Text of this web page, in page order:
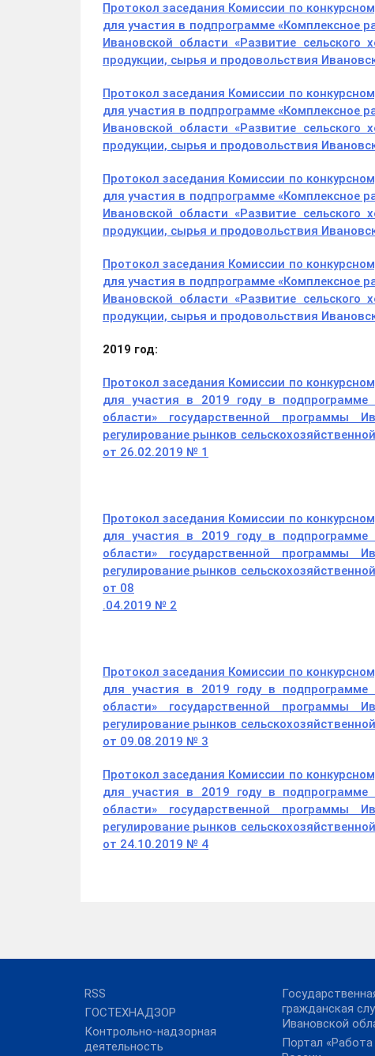
Протокол заседания Комиссии по
для участия в подпрограмме «Комплексное
Ивановской области «Развитие сельского
продукции, сырья и продовольствия
Протокол заседания Комиссии по
для участия в подпрограмме «Комплексное
Ивановской области «Развитие сельского
продукции, сырья и продовольствия
Протокол заседания Комиссии по
для участия в подпрограмме «Комплексное
Ивановской области «Развитие сельского
продукции, сырья и продовольствия
Протокол заседания Комиссии по
для участия в подпрограмме «Комплексное
Ивановской области «Развитие сельского
продукции, сырья и продовольствия
2019 год:
Протокол заседания Комиссии по
для участия в 2019 году в подпрограмме
области» государственной программы
регулирование рынков
от 26.02.2019 № 1
Протокол заседания Комиссии по
для участия в 2019 году в подпрограмме
области» государственной программы
регулирование рынков
от 08
.04.2019 № 2
Протокол заседания Комиссии по
для участия в 2019 году в подпрограмме
области» государственной программы
регулирование рынков
от 09.08.2019 № 3
Протокол заседания Комиссии по
для участия в 2019 году в подпрограмме
области» государственной программы
регулирование рынков
от 24.10.2019 № 4
RSS
ГОСТЕХНАДЗОР
Контрольно-надзорная
деятельность
гражданская
Ивановской
Портал «Работа